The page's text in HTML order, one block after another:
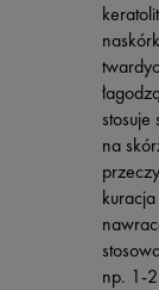
na
np. 1-